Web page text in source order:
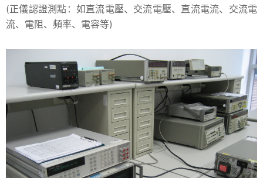
(正儀認證測點：如直流電壓、交流電壓、直流電流、交流電
流、電阻、頻率、電容等)